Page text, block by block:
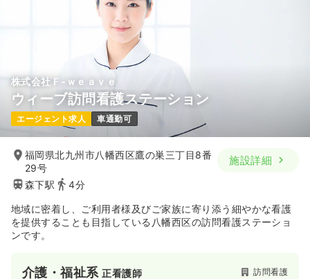
株式会社Ｆ‐ｗｅａｖｅ
ウィーブ訪問看護ステーション
エージェント求人 車通勤可
福岡県北九州市八幡西区鷹の巣三丁目8番
29号
森下駅
4分
施設詳細
地域に密着し、ご利用者様及びご家族に寄り添う細やかな看護
を提供することも目指している八幡西区の訪問看護ステーショ
ンです。
介護・福祉系正看護師 訪問看護